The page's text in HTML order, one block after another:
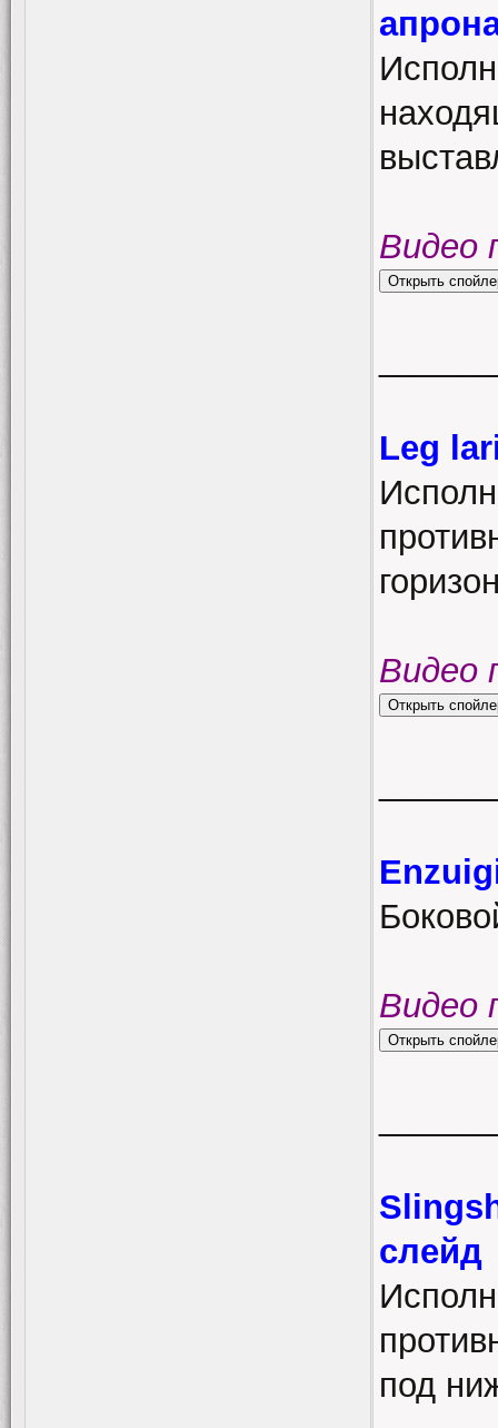
Видео
Leg
Видео
Видео
слейд
под